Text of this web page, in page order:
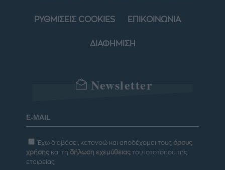
ΡΥΘΜΙΣΕΙΣ COOKIES ΕΠΙΚΟΙΝΩΝΙΑ
ΔΙΑΦΗΜΙΣΗ
Newsletter
Έχω διαβάσει, κατανοώ και αποδέχομαι τους όρους
χρήσης και τη δήλωση εχεμύθειας του ιστοτόπου της
εταιρείας